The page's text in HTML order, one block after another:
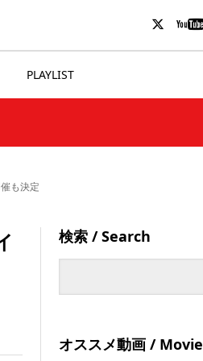
PLAYLIST
も決定
検索 / Search
オススメ動画 / Movie